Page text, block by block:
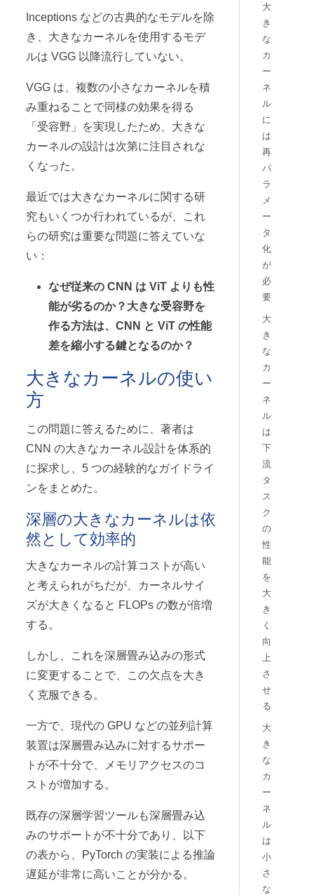
Inceptions などの古典的なモデルを除
き、大きなカーネルを使用するモデ
ルは VGG 以降流行していない。
VGG は、複数の小さなカーネルを積
み重ねることで同様の効果を得る
「受容野」を実現したため、大きな
カーネルの設計は次第に注目されな
くなった。
最近では大きなカーネルに関する研
究もいくつか行われているが、これ
らの研究は重要な問題に答えていな
い：
なぜ従来の CNN は ViT よりも性
能が劣るのか？大きな受容野を
作る方法は、CNN と ViT の性能
差を縮小する鍵となるのか？
大きなカーネルの使い
方
この問題に答えるために、著者は
CNN の大きなカーネル設計を体系的
に探求し、5 つの経験的なガイドライ
ンをまとめた。
深層の大きなカーネルは依
然として効率的
大きなカーネルの計算コストが高い
と考えられがちだが、カーネルサイ
ズが大きくなると FLOPs の数が倍増
する。
しかし、これを深層畳み込みの形式
に変更することで、この欠点を大き
く克服できる。
一方で、現代の GPU などの並列計算
装置は深層畳み込みに対するサポー
トが不十分で、メモリアクセスのコ
ストが増加する。
既存の深層学習ツールも深層畳み込
みのサポートが不十分であり、以下
の表から、PyTorch の実装による推論
遅延が非常に高いことが分かる。
大
き
な
カ
ー
ネ
ル
に
は
再
パ
ラ
メ
ー
タ
化
が
必
要
大
き
な
カ
ー
ネ
ル
は
下
流
タ
ス
ク
の
性
能
を
大
き
く
向
上
さ
せ
る
大
き
な
カ
ー
ネ
ル
は
小
さ
な